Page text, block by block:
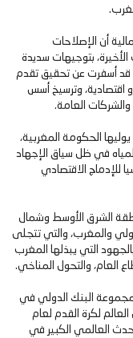
أن الإصلاحات
بتوجيهات سديدة
قد أسفرت عن تحقيق تقدم
اقتصادية، وترسيخ أسس
العامة.
الحكومة المغربية،
في ظل سياق الإجهاد
للإدماج الاقتصادي
الشرق الأوسط وشمال
والمغرب، والتي تتجلى
التي يبذلها المغرب
العام، والتحول المناخي.
البنك الدولي في
لكرة القدم لعام
الحدث العالمي الكبير في